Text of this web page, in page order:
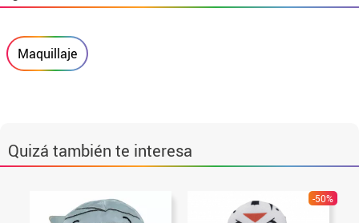
Maquillaje
Quizá también te interesa
-50%